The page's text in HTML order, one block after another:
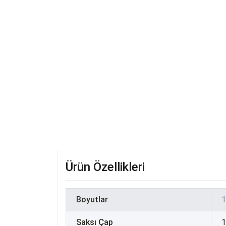
Ürün Özellikleri
Boyutlar
Saksı Çap